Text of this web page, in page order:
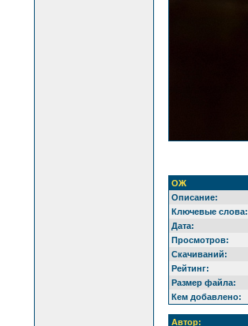
ОЖ
Описание:
Ключевые слова:
Дата:
Просмотров:
Скачиваний:
Рейтинг:
Размер файла:
Кем добавлено:
Автор: